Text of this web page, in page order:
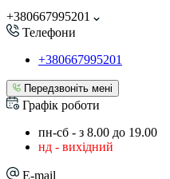
+380667995201
Телефони
+380667995201
Передзвоніть мені
Графік роботи
пн-сб - з 8.00 до 19.00
нд - вихідний
E-mail